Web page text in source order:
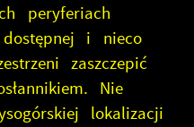
peryferiach
i nieco
zaszczepić
Nie
lokalizacji